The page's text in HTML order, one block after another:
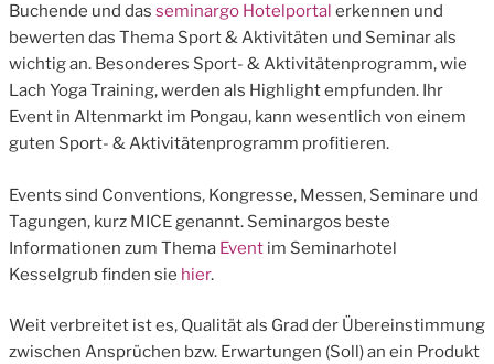
Buchende und das seminargo Hotelportal erkennen und
bewerten das Thema Sport & Aktivitäten und Seminar als
wichtig an. Besonderes Sport- & Aktivitätenprogramm, wie
Lach Yoga Training, werden als Highlight empfunden. Ihr
Event in Altenmarkt im Pongau, kann wesentlich von einem
guten Sport- & Aktivitätenprogramm profitieren.
Events sind Conventions, Kongresse, Messen, Seminare und
Tagungen, kurz MICE genannt. Seminargos beste
Informationen zum Thema Event im Seminarhotel
Kesselgrub finden sie hier.
Weit verbreitet ist es, Qualität als Grad der Übereinstimmung
zwischen Ansprüchen bzw. Erwartungen (Soll) an ein Produkt